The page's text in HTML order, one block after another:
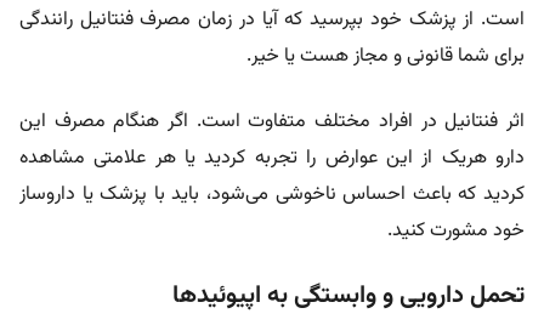
است. از پزشک خود بپرسید که آیا در زمان مصرف فنتانیل رانندگی
برای شما قانونی و مجاز هست یا خیر.
اثر فنتانیل در افراد مختلف متفاوت است. اگر هنگام مصرف این
دارو هریک از این عوارض را تجربه کردید یا هر علامتی مشاهده
کردید که باعث احساس ناخوشی می‌شود، باید با پزشک یا داروساز
خود مشورت کنید.
تحمل دارویی و وابستگی به اپیوئیدها